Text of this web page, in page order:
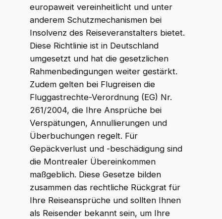
europaweit vereinheitlicht und unter
anderem Schutzmechanismen bei
Insolvenz des Reiseveranstalters bietet.
Diese Richtlinie ist in Deutschland
umgesetzt und hat die gesetzlichen
Rahmenbedingungen weiter gestärkt.
Zudem gelten bei Flugreisen die
Fluggastrechte-Verordnung (EG) Nr.
261/2004, die Ihre Ansprüche bei
Verspätungen, Annullierungen und
Überbuchungen regelt. Für
Gepäckverlust und -beschädigung sind
die Montrealer Übereinkommen
maßgeblich. Diese Gesetze bilden
zusammen das rechtliche Rückgrat für
Ihre Reiseansprüche und sollten Ihnen
als Reisender bekannt sein, um Ihre